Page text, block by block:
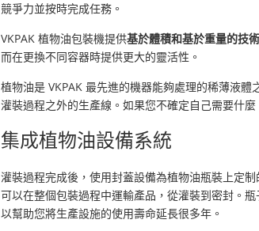
競爭力並按時完成任務。
VKPAK 植物油包裝機提供基於體積和基於重量的技術
而在更換不同容器時提供更大的靈活性。
植物油是 VKPAK 最先進的機器能夠處理的稀薄液
灌裝過程之外的生產線。如果您不確定自己需要什
集成植物油設備系統
灌裝過程完成後，使用封蓋設備為植物油瓶裝上定
可以在整個包裝過程中運輸產品，從灌裝到密封。
以幫助您將生產設施的使用壽命延長很多年。